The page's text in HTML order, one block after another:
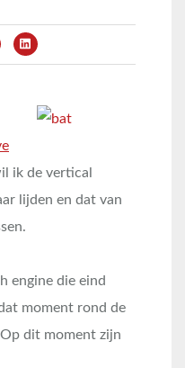
ik de vertical
lijden en dat van
engine die eind
moment rond de
dit moment zijn